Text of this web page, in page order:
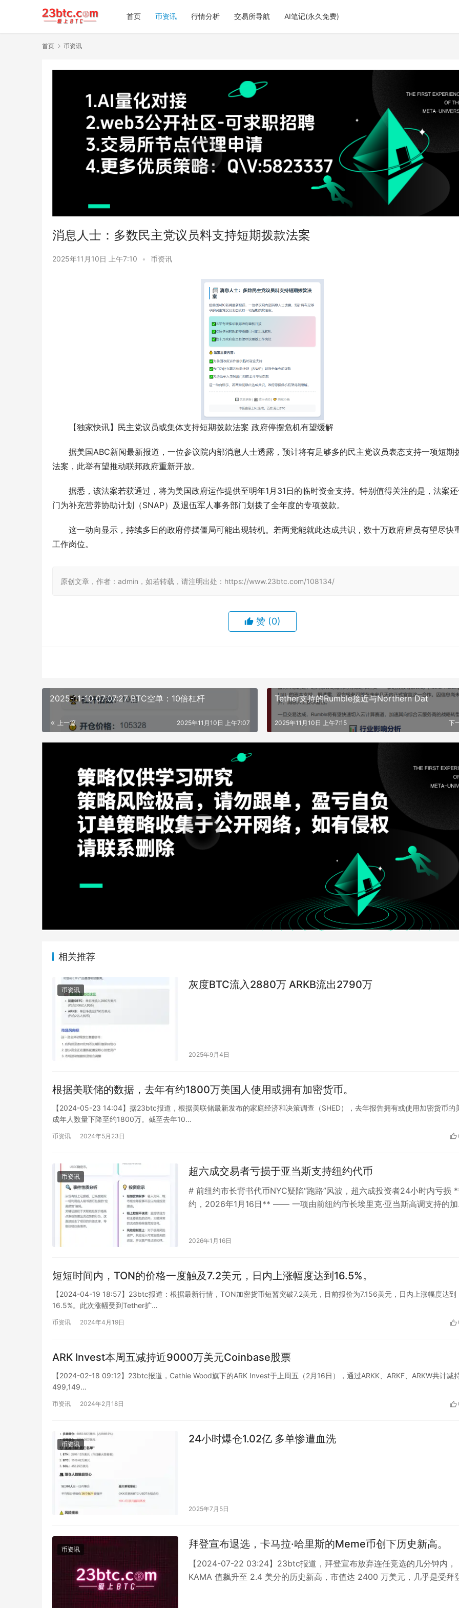
首页 币资讯 行情分析 交易所导航 AI笔记(永久免费)
首页 币资讯
消息人士：多数民主党议员料支持短期拨款法案
2025年11月10日 上午7:10 • 币资讯
【独家快讯】民主党议员或集体支持短期拨款法案 政府停摆危机有望缓解
据美国ABC新闻最新报道，一位参议院内部消息人士透露，预计将有足够多的民主党议员表态支持一项短期
法案，此举有望推动联邦政府重新开放。
据悉，该法案若获通过，将为美国政府运作提供至明年1月31日的临时资金支持。特别值得关注的是，法案
门为补充营养协助计划（SNAP）及退伍军人事务部门划拨了全年度的专项拨款。
这一动向显示，持续多日的政府停摆僵局可能出现转机。若两党能就此达成共识，数十万政府雇员有望尽快
工作岗位。
原创文章，作者：admin，如若转载，请注明出处：https://www.23btc.com/108134/
赞 (0)
2025-11-10 07:07:27 BTC空单：10倍杠杆
上一篇 2025年11月10日 上午7:07
Tether支持的Rumble接近与Northern Dat
下
2025年11月10日 上午7:15
相关推荐
币资讯 灰度BTC流入2880万 ARKB流出2790万
2025年9月4日
根据美联储的数据，去年有约1800万美国人使用或拥有加密货币。
【2024-05-23 14:04】据23btc报道，根据美联储最新发布的家庭经济和决策调查（SHED），去年报告拥有或使用加密货币的
成年人数量下降至约1800万。截至去年10…
币资讯 2024年5月23日
币资讯 超六成交易者亏损于亚当斯支持纽约代币
# 前纽约市长背书代币NYC疑陷“跑路”风波，超六成投资者24小时内亏损
约，2026年1月16日** —— 一项由前纽约市长埃里克·亚当斯高调支持的
2026年1月16日
短短时间内，TON的价格一度触及7.2美元，日内上涨幅度达到16.5%。
【2024-04-19 18:57】23btc报道：根据最新行情，TON加密货币短暂突破7.2美元，目前报价为7.156美元，日内上涨幅度达到
16.5%。此次涨幅受到Tether扩…
币资讯 2024年4月19日
ARK Invest本周五减持近9000万美元Coinbase股票
【2024-02-18 09:12】23btc报道，Cathie Wood旗下的ARK Invest于上周五（2月16日），通过ARKK、ARKF、ARKW共计减
499,149…
币资讯 2024年2月18日
币资讯 24小时爆仓1.02亿 多单惨遭血洗
2025年7月5日
币资讯 拜登宣布退选，卡马拉·哈里斯的Meme币创下历史新高。
【2024-07-22 03:24】23btc报道，拜登宣布放弃连任竞选的几分钟内，
KAMA 值飙升至 2.4 美分的历史新高，市值达 2400 万美元，几乎是受拜